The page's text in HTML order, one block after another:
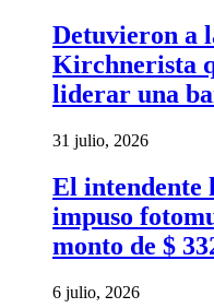
Detuvieron a
Kirchnerista
liderar una
31 julio, 2026
El intendente
impuso
monto de $
6 julio, 2026